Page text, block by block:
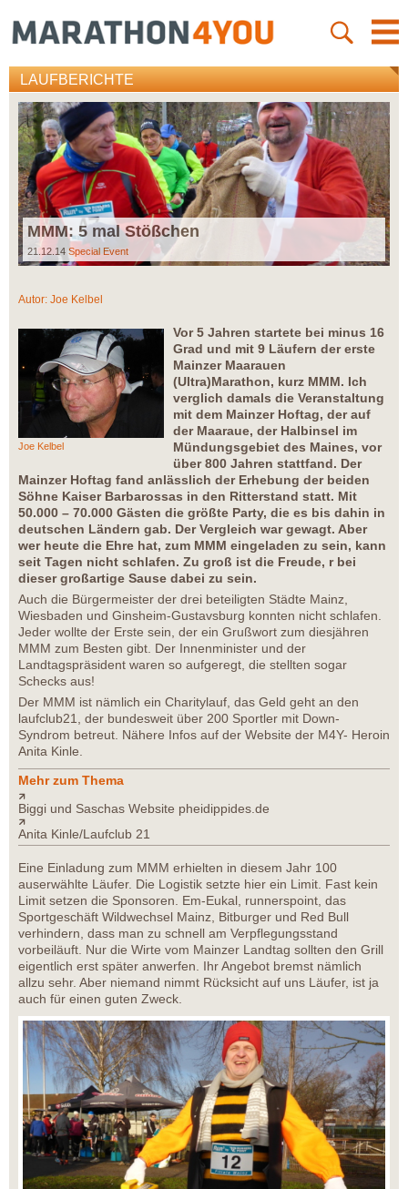
LAUFBERICHTE
MMM: 5 mal Stößchen
21.12.14 Special Event
Autor: Joe Kelbel
Joe Kelbel
Vor 5 Jahren startete bei minus 16
Grad und mit 9 Läufern der erste
Mainzer Maarauen
(Ultra)Marathon, kurz MMM. Ich
verglich damals die Veranstaltung
mit dem Mainzer Hoftag, der auf
der Maaraue, der Halbinsel im
Mündungsgebiet des Maines, vor
über 800 Jahren stattfand. Der
Mainzer Hoftag fand anlässlich der Erhebung der beiden
Söhne Kaiser Barbarossas in den Ritterstand statt. Mit
50.000 – 70.000 Gästen die größte Party, die es bis dahin in
deutschen Ländern gab. Der Vergleich war gewagt. Aber
wer heute die Ehre hat, zum MMM eingeladen zu sein, kann
seit Tagen nicht schlafen. Zu groß ist die Freude, r bei
dieser großartige Sause dabei zu sein.
Auch die Bürgermeister der drei beteiligten Städte Mainz,
Wiesbaden und Ginsheim-Gustavsburg konnten nicht schlafen.
Jeder wollte der Erste sein, der ein Grußwort zum diesjähren
MMM zum Besten gibt. Der Innenminister und der
Landtagspräsident waren so aufgeregt, die stellten sogar
Schecks aus!
Der MMM ist nämlich ein Charitylauf, das Geld geht an den
laufclub21, der bundesweit über 200 Sportler mit Down-
Syndrom betreut. Nähere Infos auf der Website der M4Y- Heroin
Anita Kinle.
Mehr zum Thema
Biggi und Saschas Website pheidippides.de
Anita Kinle/Laufclub 21
Eine Einladung zum MMM erhielten in diesem Jahr 100
auserwählte Läufer. Die Logistik setzte hier ein Limit. Fast kein
Limit setzen die Sponsoren. Em-Eukal, runnerspoint, das
Sportgeschäft Wildwechsel Mainz, Bitburger und Red Bull
verhindern, dass man zu schnell am Verpflegungsstand
vorbeiläuft. Nur die Wirte vom Mainzer Landtag sollten den Grill
eigentlich erst später anwerfen. Ihr Angebot bremst nämlich
allzu sehr. Aber niemand nimmt Rücksicht auf uns Läufer, ist ja
auch für einen guten Zweck.